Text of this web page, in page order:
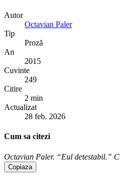
Autor
Octavian Paler
Tip
Proză
An
2015
Cuvinte
249
Citire
2 min
Actualizat
28 feb. 2026
Cum sa citezi
Octavian Paler. “Eul detestabil.”
Copiaza